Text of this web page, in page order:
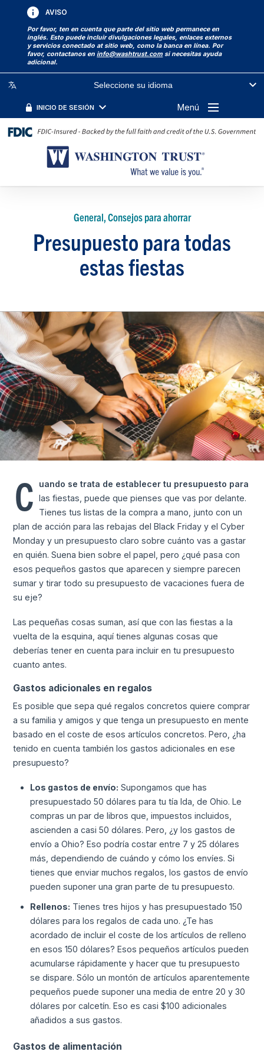
AVISO
Por favor, ten en cuenta que parte del sitio web permanece en
inglés. Esto puede incluir divulgaciones legales, enlaces externos
y servicios conectado at sitio web, como la banca en línea. Por
favor, contactanos eninfo@washtrust.com si necesitas ayuda
adicional.
Seleccione su idioma
INICIO DE SESIÓN Menú
General, Consejos para ahorrar
Presupuesto para todas
estas fiestas
C
uando se trata de establecer tu presupuesto para
las fiestas, puede que pienses que vas por delante.
Tienes tus listas de la compra a mano, junto con un
plan de acción para las rebajas del Black Friday y el Cyber
Monday y un presupuesto claro sobre cuánto vas a gastar
en quién. Suena bien sobre el papel, pero ¿qué pasa con
esos pequeños gastos que aparecen y siempre parecen
sumar y tirar todo su presupuesto de vacaciones fuera de
su eje?
Las pequeñas cosas suman, así que con las fiestas a la
vuelta de la esquina, aquí tienes algunas cosas que
deberías tener en cuenta para incluir en tu presupuesto
cuanto antes.
Gastos adicionales en regalos
Es posible que sepa qué regalos concretos quiere comprar
a su familia y amigos y que tenga un presupuesto en mente
basado en el coste de esos artículos concretos. Pero, ¿ha
tenido en cuenta también los gastos adicionales en ese
presupuesto?
Los gastos de envío: Supongamos que has
presupuestado 50 dólares para tu tía Ida, de Ohio. Le
compras un par de libros que, impuestos incluidos,
ascienden a casi 50 dólares. Pero, ¿y los gastos de
envío a Ohio? Eso podría costar entre 7 y 25 dólares
más, dependiendo de cuándo y cómo los envíes. Si
tienes que enviar muchos regalos, los gastos de envío
pueden suponer una gran parte de tu presupuesto.
Rellenos: Tienes tres hijos y has presupuestado 150
dólares para los regalos de cada uno. ¿Te has
acordado de incluir el coste de los artículos de relleno
en esos 150 dólares? Esos pequeños artículos pueden
acumularse rápidamente y hacer que tu presupuesto
se dispare. Sólo un montón de artículos aparentemente
pequeños puede suponer una media de entre 20 y 30
dólares por calcetín. Eso es casi $100 adicionales
añadidos a sus gastos.
Gastos de alimentación